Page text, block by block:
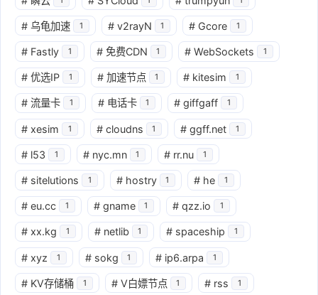
# 乌龟加速 1 # v2rayN 1 # Gcore 1
# Fastly 1 # 免费CDN 1 # WebSockets 1
# 优选IP 1 # 加速节点 1 # kitesim 1
# 流量卡 1 # 电话卡 1 # giffgaff 1
# xesim 1 # cloudns 1 # ggff.net 1
# l53 1 # nyc.mn 1 # rr.nu 1
# sitelutions 1 # hostry 1 # he 1
# eu.cc 1 # gname 1 # qzz.io 1
# xx.kg 1 # netlib 1 # spaceship 1
# xyz 1 # sokg 1 # ip6.arpa 1
# KV存储桶 1 # V白嫖节点 1 # rss 1